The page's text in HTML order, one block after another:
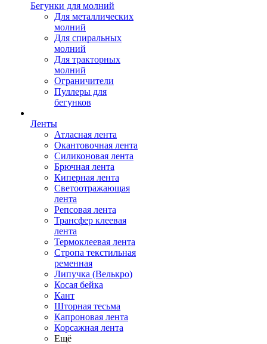
Бегунки для молний
Для металлических
молний
Для спиральных
молний
Для тракторных
молний
Ограничители
Пуллеры для
бегунков
Ленты
Атласная лента
Окантовочная лента
Силиконовая лента
Брючная лента
Киперная лента
Светоотражающая
лента
Репсовая лента
Трансфер клеевая
лента
Термоклеевая лента
Стропа текстильная
ременная
Липучка (Велькро)
Косая бейка
Кант
Шторная тесьма
Капроновая лента
Корсажная лента
Ещё